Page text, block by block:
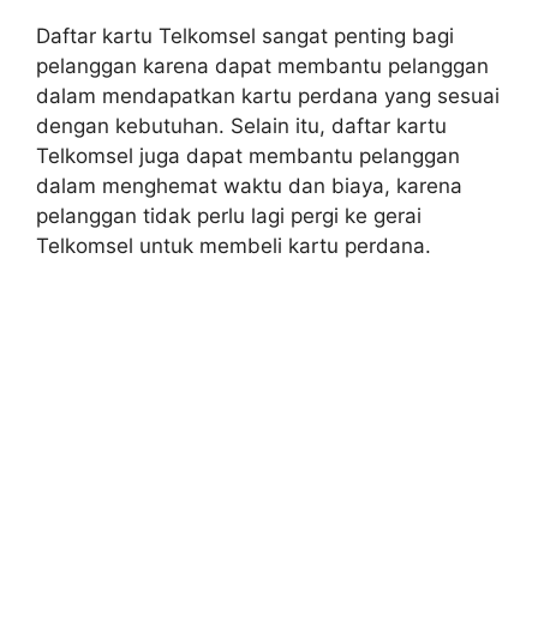
Daftar kartu Telkomsel sangat penting bagi
pelanggan karena dapat membantu pelanggan
dalam mendapatkan kartu perdana yang sesuai
dengan kebutuhan. Selain itu, daftar kartu
Telkomsel juga dapat membantu pelanggan
dalam menghemat waktu dan biaya, karena
pelanggan tidak perlu lagi pergi ke gerai
Telkomsel untuk membeli kartu perdana.